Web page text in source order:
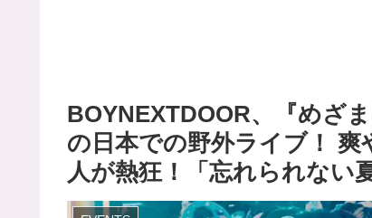
BOYNEXTDOOR、『めざ
の日本での野外ライブ！
人が熱狂！「忘れられない